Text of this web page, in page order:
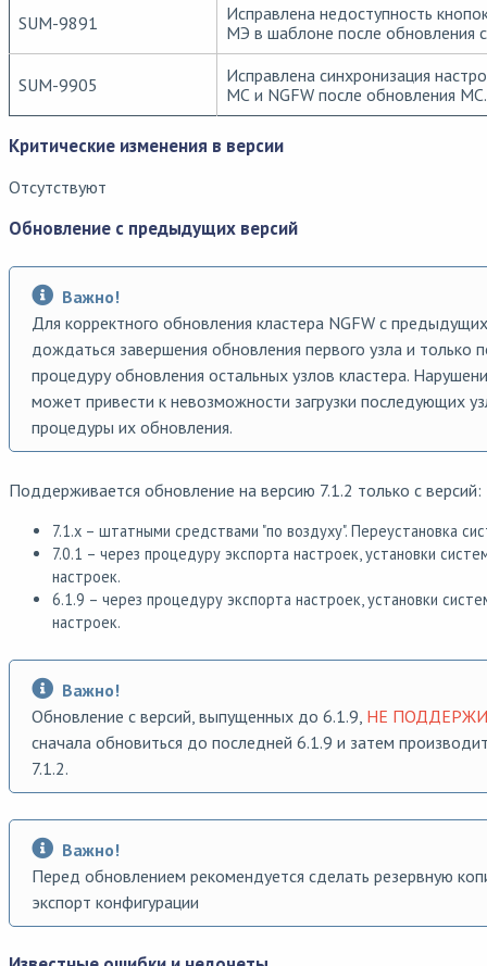
SUM-9891
Исправлена недоступность
МЭ в шаблоне после обновления
SUM-9905
Исправлена синхронизация
МС и NGFW после обновления MC.
Критические изменения в версии
Отсутствуют
Обновление с предыдущих версий
Важно!
Для корректного обновления кластера NGFW с
дождаться завершения обновления первого узла и только
процедуру обновления остальных узлов кластера.
может привести к невозможности загрузки последующих
процедуры их обновления.
Поддерживается обновление на версию 7.1.2 только с версий:
7.1.х – штатными средствами "по воздуху". Переустановка
7.0.1 – через процедуру экспорта настроек, установки
настроек.
6.1.9 – через процедуру экспорта настроек, установки
настроек.
Важно!
Обновление с версий, выпущенных до 6.1.9, НЕ
сначала обновиться до последней 6.1.9 и затем
7.1.2.
Важно!
Перед обновлением рекомендуется сделать резервную
экспорт конфигурации